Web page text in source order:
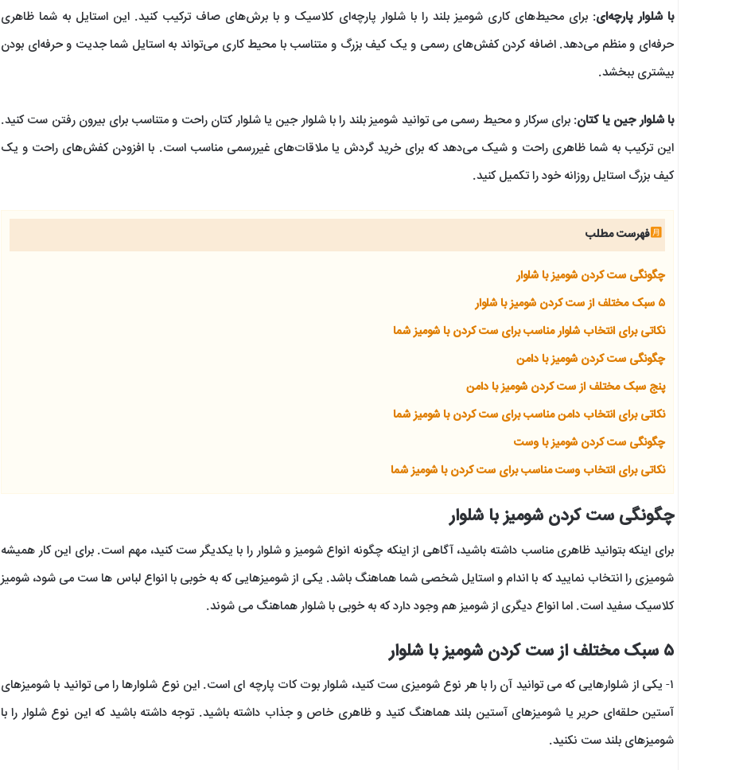
با شلوار پارچه‌ای: برای محیط‌های کاری شومیز بلند را با شلوار پارچه‌ای کلاسیک و با برش‌های صاف ترکیب کنید. این استایل به شما ظاهری
حرفه‌ای و منظم می‌دهد. اضافه کردن کفش‌های رسمی و یک کیف بزرگ و متناسب با محیط کاری می‌تواند به استایل شما جدیت و حرفه‌ای بودن
بیشتری ببخشد.
با شلوار جین یا کتان: برای سرکار و محیط رسمی می توانید شومیز بلند را با شلوار جین یا شلوار کتان راحت و متناسب برای بیرون رفتن ست کنید.
این ترکیب به شما ظاهری راحت و شیک می‌دهد که برای خرید گردش یا ملاقات‌های غیررسمی مناسب است. با افزودن کفش‌های راحت و یک
کیف بزرگ استایل روزانه خود را تکمیل کنید.
فهرست مطلب
چگونگی ست کردن شومیز با شلوار
۵ سبک مختلف از ست کردن شومیز با شلوار
نکاتی برای انتخاب شلوار مناسب برای ست کردن با شومیز شما
چگونگی ست کردن شومیز با دامن
پنج سبک مختلف از ست کردن شومیز با دامن
نکاتی برای انتخاب دامن مناسب برای ست کردن با شومیز شما
چگونگی ست کردن شومیز با وست
نکاتی برای انتخاب وست مناسب برای ست کردن با شومیز شما
چگونگی ست کردن شومیز با شلوار
برای اینکه بتوانید ظاهری مناسب داشته باشید، آگاهی از اینکه چگونه انواع شومیز و شلوار را با یکدیگر ست کنید، مهم است. برای این کار همیشه
شومیزی را انتخاب نمایید که با اندام و استایل شخصی شما هماهنگ باشد. یکی از شومیزهایی که به خوبی با انواع لباس ها ست می شود، شومیز
کلاسیک سفید است. اما انواع دیگری از شومیز هم وجود دارد که به خوبی با شلوار هماهنگ می شوند.
۵ سبک مختلف از ست کردن شومیز با شلوار
۱- یکی از شلوارهایی که می توانید آن را با هر نوع شومیزی ست کنید، شلوار بوت کات پارچه ای است. این نوع شلوارها را می توانید با شومیزهای
آستین حلقه‌ای حریر یا شومیزهای آستین بلند هماهنگ کنید و ظاهری خاص و جذاب داشته باشید. توجه داشته باشید که این نوع شلوار را با
شومیزهای بلند ست نکنید.